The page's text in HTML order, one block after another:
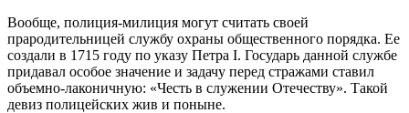
Вообще, полиция-милиция могут считать своей
прародительницей службу охраны общественного порядка. Ее
создали в 1715 году по указу Петра I. Государь данной службе
придавал особое значение и задачу перед стражами ставил
объемно-лаконичную: «Честь в служении Отечеству». Такой
девиз полицейских жив и поныне.